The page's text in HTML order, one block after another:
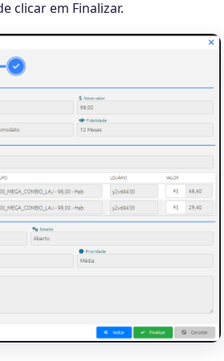
clicar em Finalizar.